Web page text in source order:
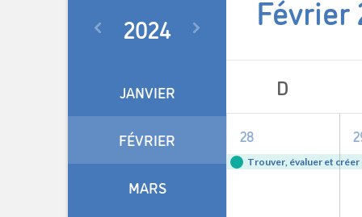
Février
uneCalendrier
de
D
1
événement,
28
Trouver, évaluer et
1
2024
JANVIER
FÉVRIER
MARS